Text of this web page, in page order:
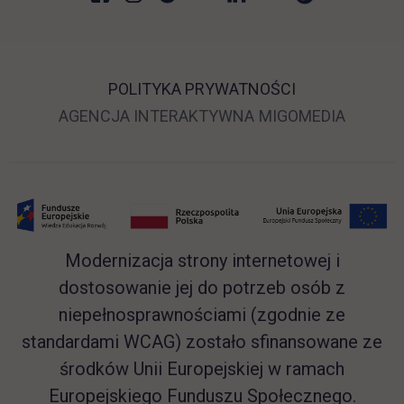
POLITYKA PRYWATNOŚCI
AGENCJA INTERAKTYWNA LINK OTWIERA SIĘ
MIGOMEDIA
Modernizacja strony internetowej i
dostosowanie jej do potrzeb osób z
niepełnosprawnościami (zgodnie ze
standardami WCAG) zostało sfinansowane ze
środków Unii Europejskiej w ramach
Europejskiego Funduszu Społecznego.